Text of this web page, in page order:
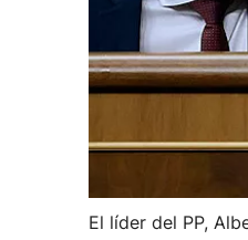
El líder del PP,